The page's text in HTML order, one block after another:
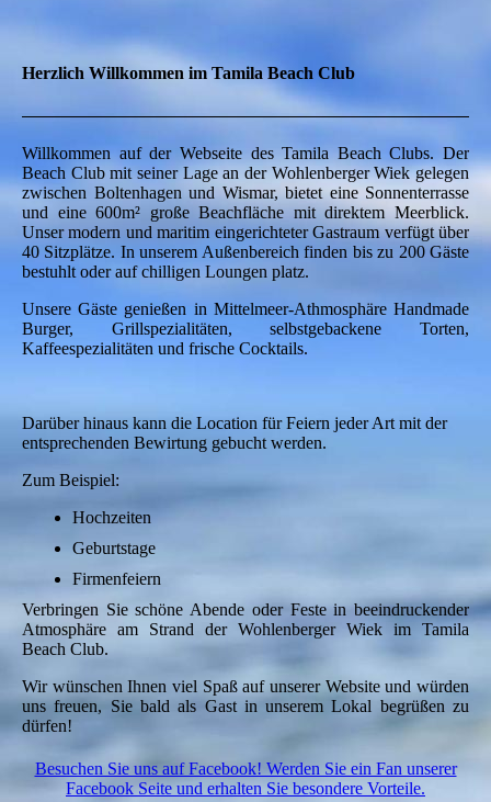
Herzlich Willkommen im Tamila Beach Club
Willkommen auf der Webseite des Tamila Beach Clubs. Der
Beach Club mit seiner Lage an der Wohlenberger Wiek gelegen
zwischen Boltenhagen und Wismar, bietet eine Sonnenterrasse
und eine 600m² große Beachfläche mit direktem Meerblick.
Unser modern und maritim eingerichteter Gastraum verfügt über
40 Sitzplätze. In unserem Außenbereich finden bis zu 200 Gäste
bestuhlt oder auf chilligen Loungen platz.
Unsere Gäste genießen in Mittelmeer-Athmosphäre Handmade
Burger, Grillspezialitäten, selbstgebackene Torten,
Kaffeespezialitäten und frische Cocktails.
Darüber hinaus kann die Location für Feiern jeder Art mit der
entsprechenden Bewirtung gebucht werden.
Zum Beispiel:
Hochzeiten
Geburtstage
Firmenfeiern
Verbringen Sie schöne Abende oder Feste in beeindruckender
Atmosphäre am Strand der Wohlenberger Wiek im Tamila
Beach Club.
Wir wünschen Ihnen viel Spaß auf unserer Website und würden
uns freuen, Sie bald als Gast in unserem Lokal begrüßen zu
dürfen!
Besuchen Sie uns auf Facebook! Werden Sie ein Fan unserer
Facebook Seite und erhalten Sie besondere Vorteile.